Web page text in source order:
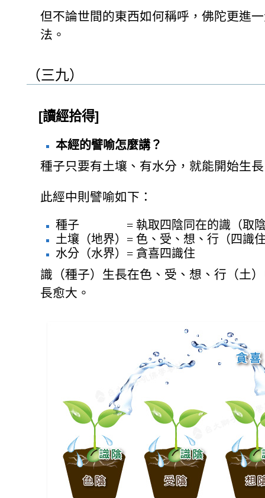
但不論世間的東西如何稱呼，佛陀更進
法。
（三九）
[讀經拾得]
本經的譬喻怎麼講？
種子只要有土壤、有水分，就能開始生
此經中則譬喻如下：
種子 = 執取四陰同在的識（取陰
土壤（地界）= 色、受、想、行（四識
水分（水界）= 貪喜四識住
識（種子）生長在色、受、想、行（土
長愈大。